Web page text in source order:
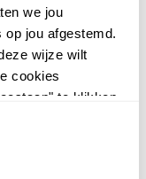
we jou
op jou afgestemd.
wijze wilt
cookies
te klikken.